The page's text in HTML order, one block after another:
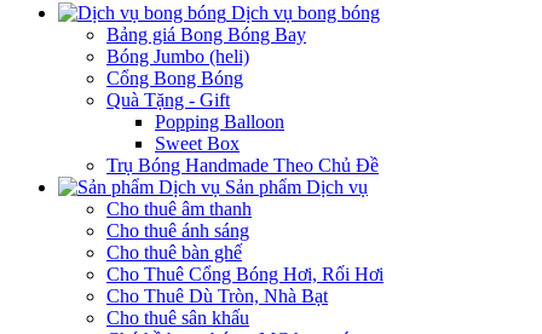
Dịch vụ bong bóng
Bảng giá Bong Bóng Bay
Bóng Jumbo (heli)
Cổng Bong Bóng
Quà Tặng - Gift
Popping Balloon
Sweet Box
Trụ Bóng Handmade Theo Chủ Đề
Sản phẩm Dịch vụ
Cho thuê âm thanh
Cho thuê ánh sáng
Cho thuê bàn ghế
Cho Thuê Cổng Bóng Hơi, Rối Hơi
Cho Thuê Dù Tròn, Nhà Bạt
Cho thuê sân khấu